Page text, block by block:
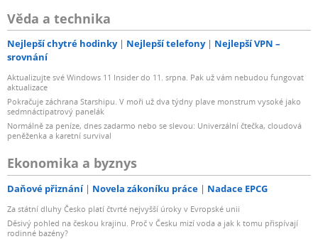
Věda a technika
Nejlepší chytré hodinky Nejlepší telefony
Nejlepší VPN –
srovnání
Aktualizujte své Windows 11 Insider do 11. srpna. Pak už vám nebudou fungovat
aktualizace
Pokračuje záchrana Starshipu. V moři už dva týdny plave monstrum vysoké jako
sedmnáctipatrový panelák
Normálně za peníze, dnes zadarmo nebo se slevou: Univerzální čtečka, cloudová
peněženka a karetní survival
Ekonomika a byznys
Daňové přiznání Novela zákoníku práce Nadace EPCG
Za státní dluhy Česko platí čtvrté nejvyšší úroky v Evropské unii
Děsivý pohled na českou krajinu. Proč v Česku mizí voda a jak k tomu přispívají
rodinné bazény?